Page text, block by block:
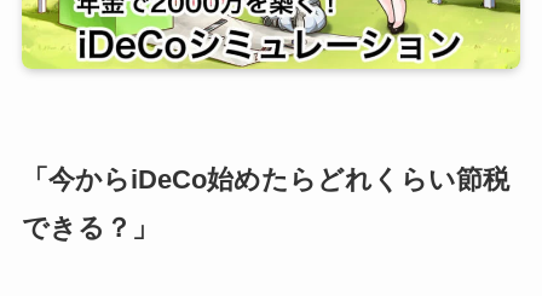
「今からiDeCo始めたらどれくらい節税
できる？」